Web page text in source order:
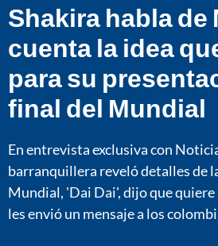
Shakira habla de
cuenta la idea
para su
final del Mundial
En entrevista exclusiva con
barranquillera reveló detalles de
Mundial, 'Dai Dai', dijo que quiere
les envió un mensaje a los